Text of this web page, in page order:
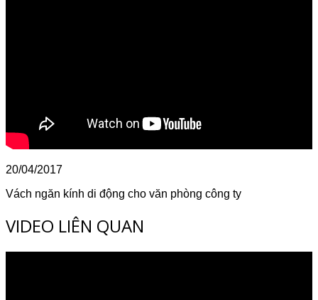
20/04/2017
Vách ngăn kính di động cho văn phòng công ty
VIDEO LIÊN QUAN